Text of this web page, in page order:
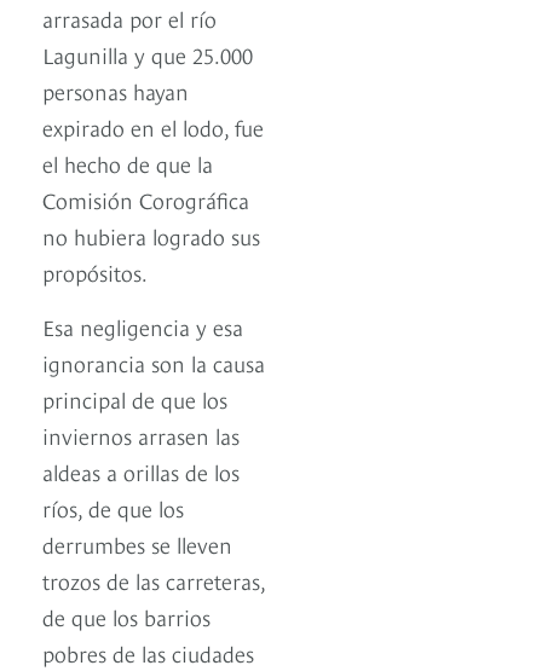
arrasada por el río
Lagunilla y que 25.000
personas hayan
expirado en el lodo, fue
el hecho de que la
Comisión Corográfica
no hubiera logrado sus
propósitos.
Esa negligencia y esa
ignorancia son la causa
principal de que los
inviernos arrasen las
aldeas a orillas de los
ríos, de que los
derrumbes se lleven
trozos de las carreteras,
de que los barrios
pobres de las ciudades